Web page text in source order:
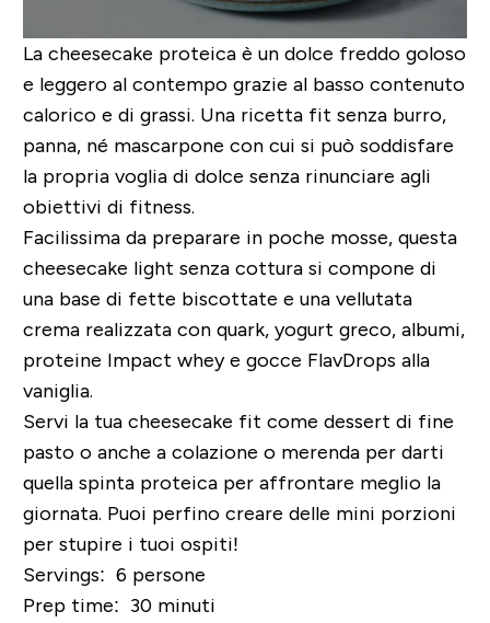
La cheesecake proteica è un dolce freddo goloso
e leggero al contempo grazie al basso contenuto
calorico e di grassi. Una ricetta fit senza burro,
panna, né mascarpone con cui si può soddisfare
la propria voglia di dolce senza rinunciare agli
obiettivi di fitness.
Facilissima da preparare in poche mosse, questa
cheesecake light senza cottura si compone di
una base di fette biscottate e una vellutata
crema realizzata con quark, yogurt greco, albumi,
proteine Impact whey e gocce FlavDrops alla
vaniglia.
Servi la tua cheesecake fit come dessert di fine
pasto o anche a colazione o merenda per darti
quella spinta proteica per affrontare meglio la
giornata. Puoi perfino creare delle mini porzioni
per stupire i tuoi ospiti!
Servings: 6 persone
Prep time: 30 minuti